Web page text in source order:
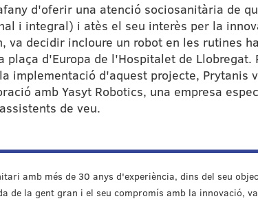
d'oferir una atenció sociosanitària de
i integral) i atès el seu interès per la
va decidir incloure un robot en les rutines
plaça d'Europa de l'Hospitalet de Llobregat.
implementació d'aquest projecte, Prytanis
amb Yasyt Robotics, una empresa
de veu.
amb més de 30 anys d'experiència, dins del seu
de la gent gran i el seu compromís amb la innovació,